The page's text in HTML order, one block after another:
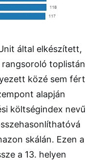
által elkészített,
toplistán
közé sem fért
alapján
költségindex nevű
skálán. Ezen a
a 13. helyen